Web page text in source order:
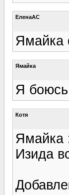
ЕленаАС
Ямайка
Ямайка
Я боюсь
Котя
Ямайка
Изида